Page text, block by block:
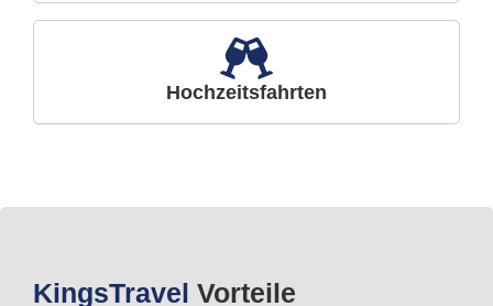
Hochzeitsfahrten
KingsTravel Vorteile